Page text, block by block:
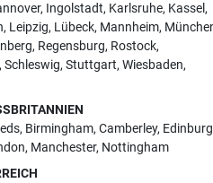
, Ingolstadt, Karlsruhe, Kassel,
, Leipzig, Lübeck, Mannheim,
, Regensburg, Rostock,
, Schleswig, Stuttgart, Wiesbaden,
, Birmingham, Camberley,
, Manchester, Nottingham